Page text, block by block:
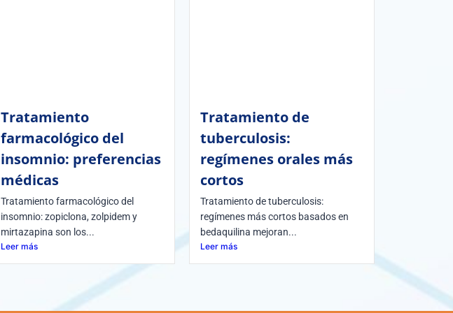
Tratamiento
farmacológico del
insomnio: preferencias
médicas
Tratamiento farmacológico del
insomnio: zopiclona, zolpidem y
mirtazapina son los...
Leer más
Tratamiento de
tuberculosis:
regímenes orales más
cortos
Tratamiento de tuberculosis:
regímenes más cortos basados en
bedaquilina mejoran...
Leer más